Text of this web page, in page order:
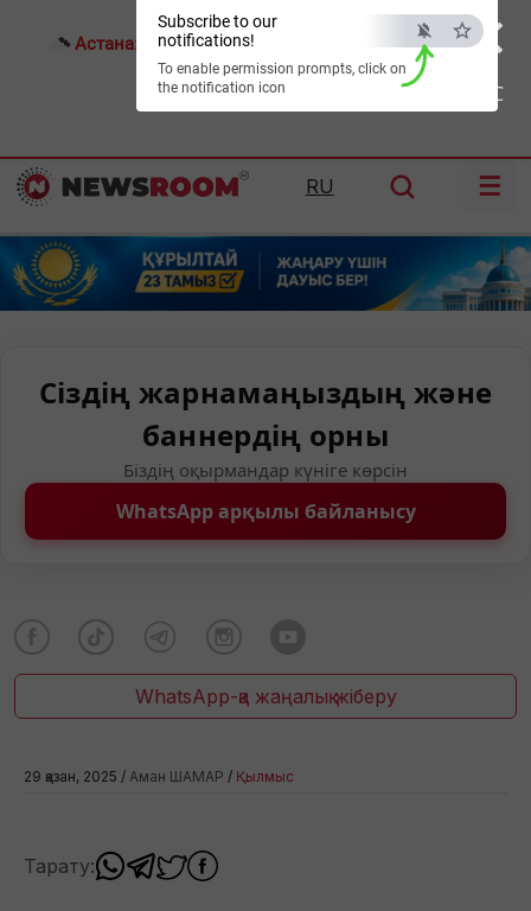
×
ESC
Subscribe to our
notifications!
To enable permission prompts, click on
the notification icon
Астана: 22°C Алматы: Шымкент:30°C
RU ☰
Сіздің жарнамаңыздың және
баннердің орны
Біздің оқырмандар күніге көрсін
WhatsApp арқылы байланысу
WhatsApp-қа жаңалық жіберу
29 қазан, 2025 / Аман ШАМАР / Қылмыс
Тарату: